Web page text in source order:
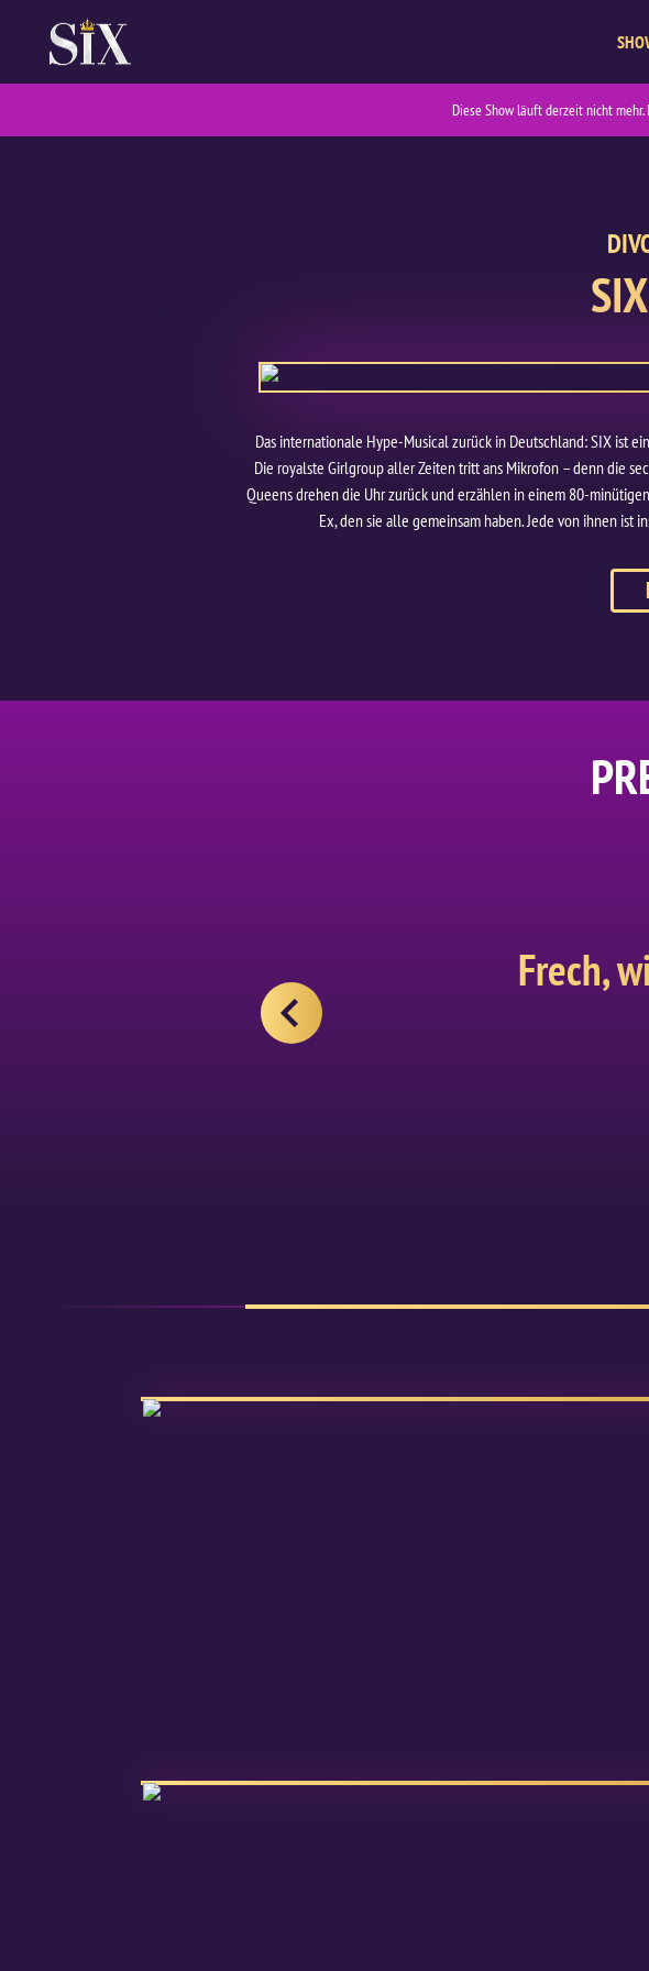
Diese Show läuft derzeit nicht
Das internationale Hype-Musical zurück in Deutschland: SIX ist
Die royalste Girlgroup aller Zeiten tritt ans Mikrofon – denn die
Queens drehen die Uhr zurück und erzählen in einem 80-
Ex, den sie alle gemeinsam haben. Jede von ihnen ist
Frech,
VORHERIGES BILD